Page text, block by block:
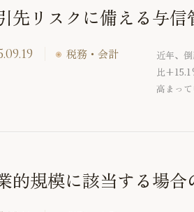
先リスクに備える与信
税務・会計
近年、
比
高まっ
的規模に該当する場